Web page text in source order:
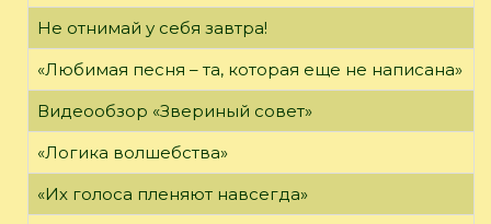
Не отнимай у себя завтра!
«Любимая песня – та, которая еще не написана»
Видеообзор «Звериный совет»
«Логика волшебства»
«Их голоса пленяют навсегда»